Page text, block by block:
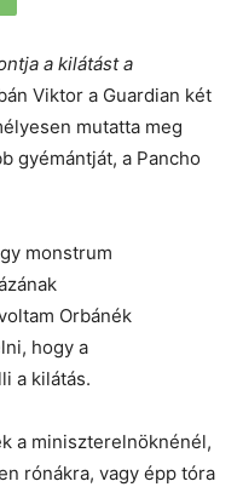
a kilátást a
Viktor a Guardian két
mutatta meg
gyémántját, a Pancho
monstrum
Orbánék
hogy a
a kilátás.
a miniszterelnöknénél,
rónákra, vagy épp tóra